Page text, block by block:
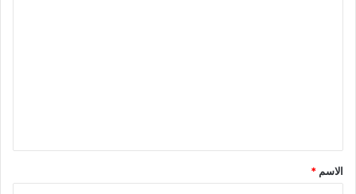
*
الاسم *